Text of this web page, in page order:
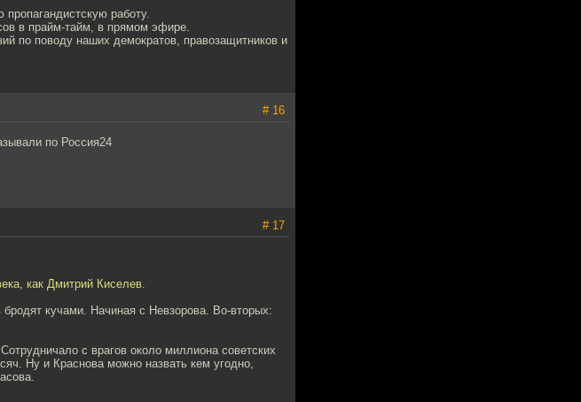
работу.
в прайм-тайм, в прямом эфире.
по поводу наших демократов, правозащитников и
# 16
по Россия24
# 17
как Дмитрий Киселев.
кучами. Начиная с Невзорова. Во-вторых:
с врагов около миллиона советских
Ну и Краснова можно назвать кем угодно,